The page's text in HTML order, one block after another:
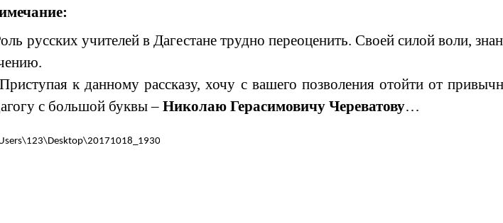
русских учителей в Дагестане трудно переоценить. Своей силой воли,
к данному рассказу, хочу с вашего позволения отойти от
с большой буквы –Николаю Герасимовичу Череватову…